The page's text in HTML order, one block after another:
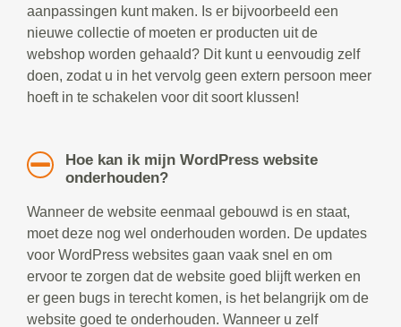
aanpassingen kunt maken. Is er bijvoorbeeld een
nieuwe collectie of moeten er producten uit de
webshop worden gehaald? Dit kunt u eenvoudig zelf
doen, zodat u in het vervolg geen extern persoon meer
hoeft in te schakelen voor dit soort klussen!
Hoe kan ik mijn WordPress website
onderhouden?
Wanneer de website eenmaal gebouwd is en staat,
moet deze nog wel onderhouden worden. De updates
voor WordPress websites gaan vaak snel en om
ervoor te zorgen dat de website goed blijft werken en
er geen bugs in terecht komen, is het belangrijk om de
website goed te onderhouden. Wanneer u zelf